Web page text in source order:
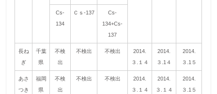
Cs-
134
Ｃｓ-137
Cs-
134+Cs-
137
長ね
ぎ
千葉
県
不検
出
不検出 不検出
2014.
３.１４
2014.
３.1４
2014.
３.1５
あさ
つき
福岡
県
不検
出
不検出 不検出
2014.
３.１４
2014.
３.１４
2014.
３.1５